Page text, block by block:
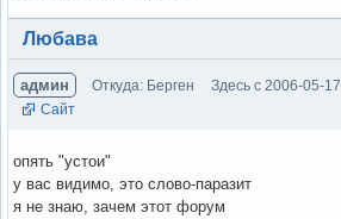
Вне форума
Любава
админ Откуда: Берген Здесь с 2006-05-17
Сайт
опять "устои"
у вас видимо, это слово-паразит
я не знаю, зачем этот форум